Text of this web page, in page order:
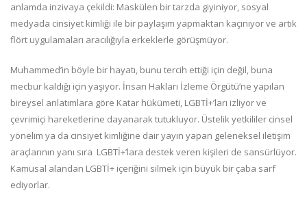
anlamda inzivaya çekildi: Maskülen bir tarzda giyiniyor, sosyal
medyada cinsiyet kimliği ile bir paylaşım yapmaktan kaçınıyor ve artık
flört uygulamaları aracılığıyla erkeklerle görüşmüyor.
Muhammed’in böyle bir hayatı, bunu tercih ettiği için değil, buna
mecbur kaldığı için yaşıyor. İnsan Hakları İzleme Örgütü’ne yapılan
bireysel anlatımlara göre Katar hükümeti, LGBTİ+’ları izliyor ve
çevrimiçi hareketlerine dayanarak tutukluyor. Üstelik yetkililer cinsel
yönelim ya da cinsiyet kimliğine dair yayın yapan geleneksel iletişim
araçlarının yanı sıra LGBTİ+’lara destek veren kişileri de sansürlüyor.
Kamusal alandan LGBTİ+ içeriğini silmek için büyük bir çaba sarf
ediyorlar.